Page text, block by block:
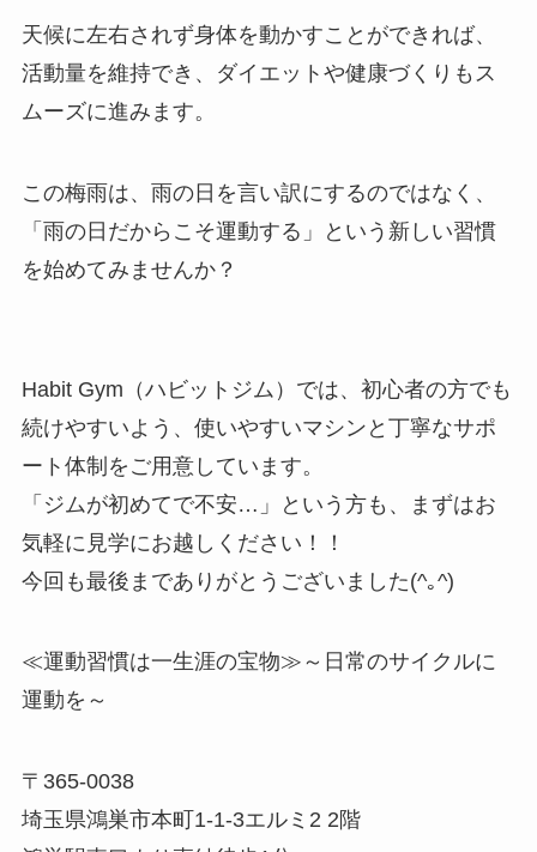
天候に左右されず身体を動かすことができれば、
活動量を維持でき、ダイエットや健康づくりもス
ムーズに進みます。
この梅雨は、雨の日を言い訳にするのではなく、
「雨の日だからこそ運動する」という新しい習慣
を始めてみませんか？
Habit Gym（ハビットジム）では、初心者の方でも
続けやすいよう、使いやすいマシンと丁寧なサポ
ート体制をご用意しています。
「ジムが初めてで不安…」という方も、まずはお
気軽に見学にお越しください！！
今回も最後までありがとうございました(^｡^)
≪運動習慣は一生涯の宝物≫～日常のサイクルに
運動を～
〒365-0038
埼玉県鴻巣市本町1-1-3エルミ2 2階